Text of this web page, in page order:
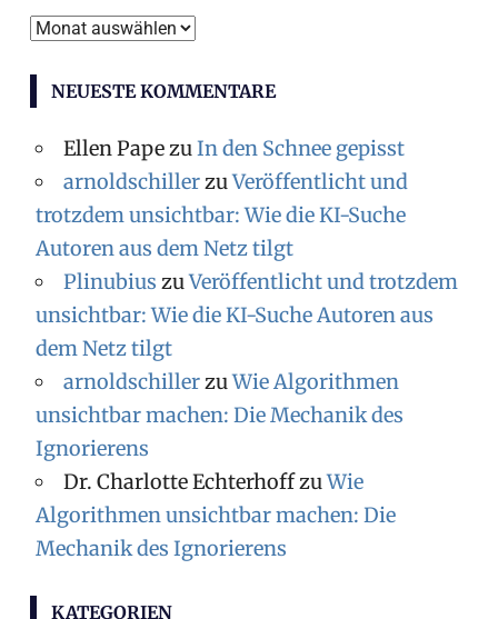
Archiv
NEUESTE KOMMENTARE
Ellen PapezuIn den Schnee gepisst
arnoldschillerzuVeröffentlicht und
trotzdem unsichtbar: Wie die KI-Suche
Autoren aus dem Netz tilgt
Plinubius zuVeröffentlicht und trotzdem
unsichtbar: Wie die KI-Suche Autoren aus
dem Netz tilgt
arnoldschillerzuWie Algorithmen
unsichtbar machen: Die Mechanik des
Ignorierens
Dr. Charlotte EchterhoffzuWie
Algorithmen unsichtbar machen: Die
Mechanik des Ignorierens
KATEGORIEN